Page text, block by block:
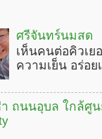
ศรีจันทร์นมสด
เห็นคนต่อคิวเย
ความเย็น อร่อ
ถนนอุบล ใกล้ศูน